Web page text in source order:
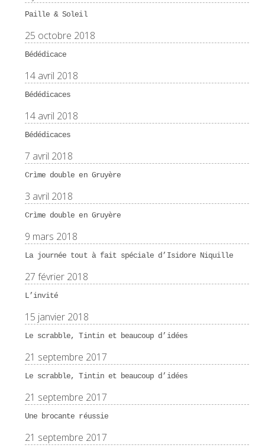
Paille & Soleil
25 octobre 2018
Bédédicace
14 avril 2018
Bédédicaces
14 avril 2018
Bédédicaces
7 avril 2018
Crìme double en Gruyère
3 avril 2018
Crìme double en Gruyère
9 mars 2018
La journée tout à fait spéciale d’Isidore Niquille
27 février 2018
L’invité
15 janvier 2018
Le scrabble, Tintin et beaucoup d’idées
21 septembre 2017
Le scrabble, Tintin et beaucoup d’idées
21 septembre 2017
Une brocante réussie
21 septembre 2017